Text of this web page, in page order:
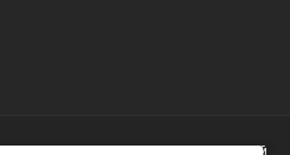
Ваше внимание на то, что данный